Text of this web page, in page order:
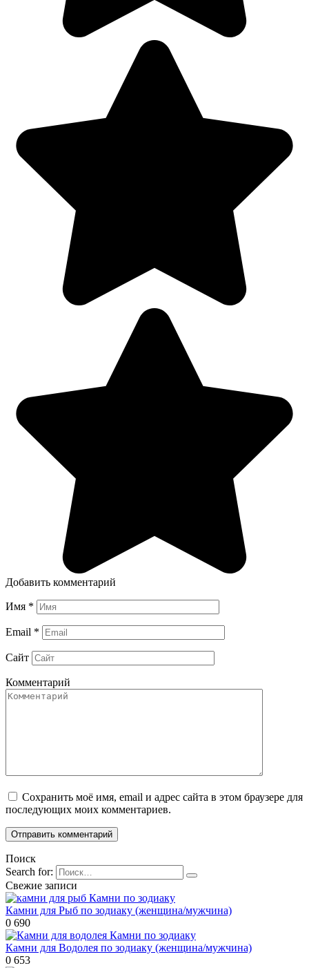
Добавить комментарий
Имя *
Email *
Сайт
Комментарий
Сохранить моё имя, email и адрес сайта в этом браузере для
последующих моих комментариев.
Поиск
Search for:
Свежие записи
Камни по зодиаку
Камни для Рыб по зодиаку (женщина/мужчина)
0 690
Камни по зодиаку
Камни для Водолея по зодиаку (женщина/мужчина)
0 653